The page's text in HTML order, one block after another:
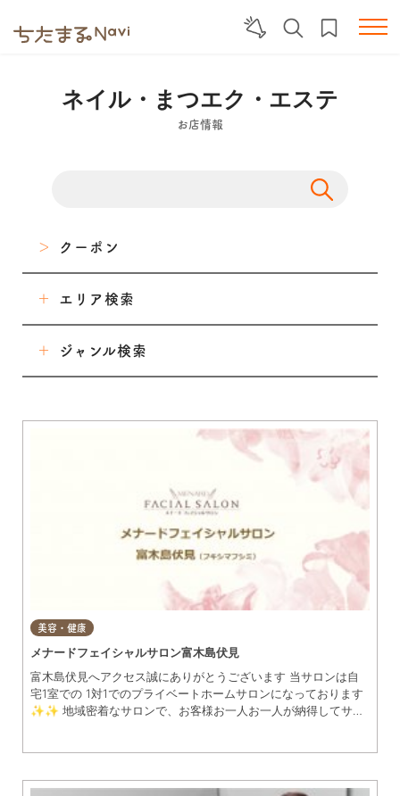
ネイル・まつエク・エステ
お店情報
クーポン
エリア検索
東海市
大府市
南知多町
ジャンル検索
住まい・暮らし
宿泊
観光・自然
美容・健康
メナードフェイシャルサロン富木島伏見
富木島伏見へアクセス誠にありがとうございます 当サロンは自
宅1室での 1対1でのプライベートホームサロンになっております
✨✨ 地域密着なサロンで、お客様お一人お一人が納得してサロ
嬉しいです☺️ お待ちしております♡